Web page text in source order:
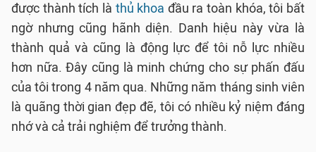
được thành tích là thủ khoa đầu ra toàn khóa, tôi bất
ngờ nhưng cũng hãnh diện. Danh hiệu này vừa là
thành quả và cũng là động lực để tôi nỗ lực nhiều
hơn nữa. Đây cũng là minh chứng cho sự phấn đấu
của tôi trong 4 năm qua. Những năm tháng sinh viên
là quãng thời gian đẹp đẽ, tôi có nhiều kỷ niệm đáng
nhớ và cả trải nghiệm để trưởng thành.